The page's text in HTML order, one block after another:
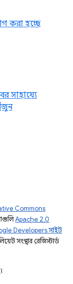
করা হচ্ছে
সাহায্যে
Commons
Apache 2.0
Developers সাইট
সংস্থার রেজিস্টার্ড